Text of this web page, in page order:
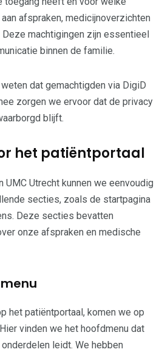
afspraken, medicijnoverzichten
machtigingen zijn essentieel
binnen de familie.
dat gemachtigden via DigiD
zorgen we ervoor dat de privacy
blijft.
het patiëntportaal
UMC Utrecht kunnen we eenvoudig
secties, zoals de startpagina
Deze secties bevatten
onze afspraken en medische
het patiëntportaal, komen we op
vinden we het hoofdmenu dat
leidt. We hebben